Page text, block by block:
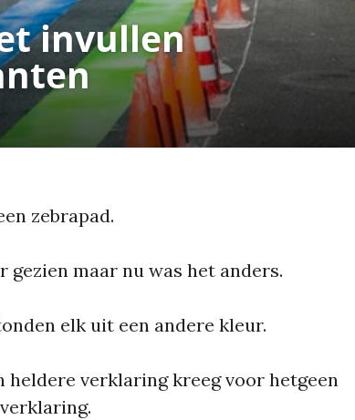
invullen
zebrapad.
gezien maar nu was het anders.
elk uit een andere kleur.
heldere verklaring kreeg voor hetgeen